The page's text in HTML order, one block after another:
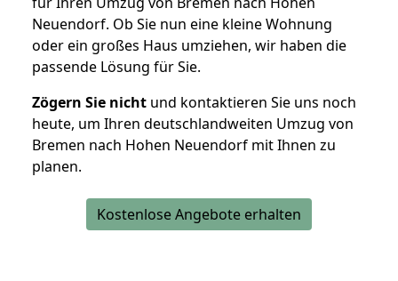
Neuendorf. Ob Sie nun eine kleine Wohnung
oder ein großes Haus umziehen, wir haben die
passende Lösung für Sie.
Zögern Sie nicht und kontaktieren Sie uns noch
heute, um Ihren deutschlandweiten Umzug von
Bremen nach Hohen Neuendorf mit Ihnen zu
planen.
Kostenlose Angebote erhalten